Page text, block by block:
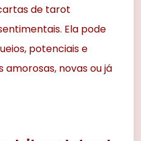
de tarot
Ela pode
potenciais e
novas ou já